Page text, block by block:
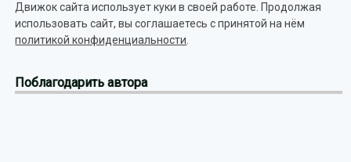
Движок сайта использует куки в своей работе. Продолжая
использовать сайт, вы соглашаетесь с принятой на нём
политикой конфиденциальности
Поблагодарить автора